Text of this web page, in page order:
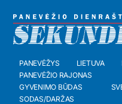
PANEVĖŽYS LIETUVA
PANEVĖŽIO RAJONAS
GYVENIMO BŪDAS
SODAS/DARŽAS